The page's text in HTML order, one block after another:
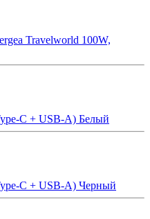
Travelworld 100W,
C + USB-A) Белый
C + USB-A) Черный